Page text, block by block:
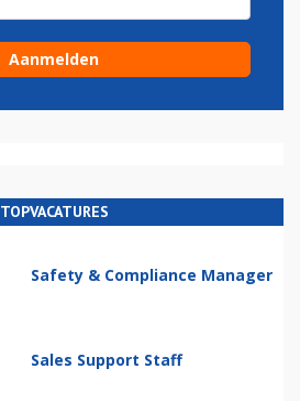
TOPVACATURES
Safety & Compliance Manager
Sales Support Staff